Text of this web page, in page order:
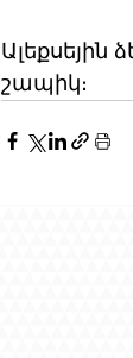
Ալեքսեյին
շապիկ։